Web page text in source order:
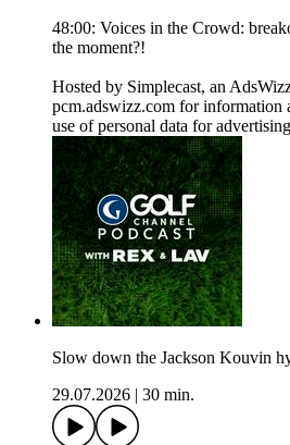
48:00: Voices in the Crowd:
the moment?!
Hosted by Simplecast, an
pcm.adswizz.com for information
use of personal data for
Slow down the Jackson Kouvin
29.07.2026
30 min.